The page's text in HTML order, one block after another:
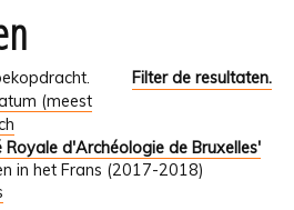
Filter de resultaten.
(meest
Royale d'Archéologie de Bruxelles'
in het Frans (2017-2018)